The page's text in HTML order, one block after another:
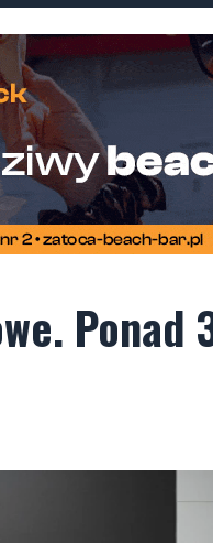
Ponad